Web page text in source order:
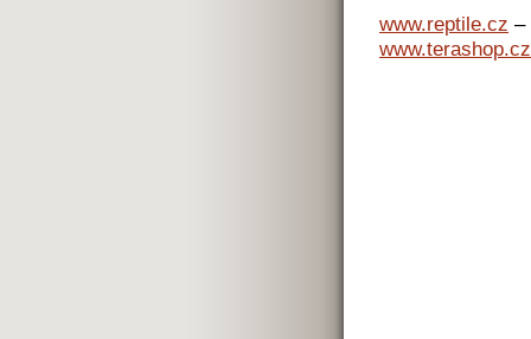
www.reptile.cz –
www.terashop.cz